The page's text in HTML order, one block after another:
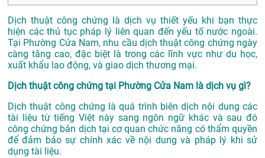
Dịch thuật công chứng là dịch vụ thiết yếu khi bạn thực
hiện các thủ tục pháp lý liên quan đến yếu tố nước ngoài.
Tại Phường Cửa Nam, nhu cầu dịch thuật công chứng ngày
càng tăng cao, đặc biệt là trong các lĩnh vực như du học,
xuất khẩu lao động, và giao dịch thương mại.
Dịch thuật công chứng tại Phường Cửa Nam là dịch vụ gì?
Dịch thuật công chứng là quá trình biên dịch nội dung các
tài liệu từ tiếng Việt này sang ngôn ngữ khác và sau đó
công chứng bản dịch tại cơ quan chức năng có thẩm quyền
để đảm bảo sự chính xác về nội dung và pháp lý khi sử
dụng tài liệu.